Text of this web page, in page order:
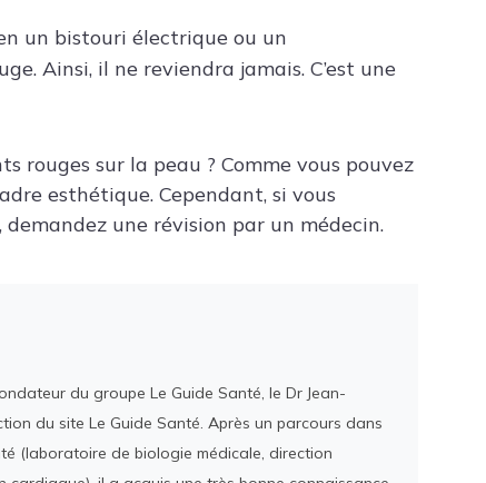
un bistouri électrique ou un
Ainsi, il ne reviendra jamais. C’est une
rouges sur la peau ? Comme vous pouvez
esthétique. Cependant, si vous
une révision par un médecin.
du groupe Le Guide Santé, le Dr Jean-
du site Le Guide Santé. Après un parcours dans
(laboratoire de biologie médicale, direction